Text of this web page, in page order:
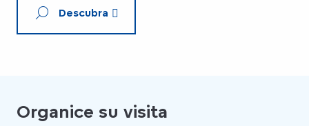
Descubra
Organice su visita